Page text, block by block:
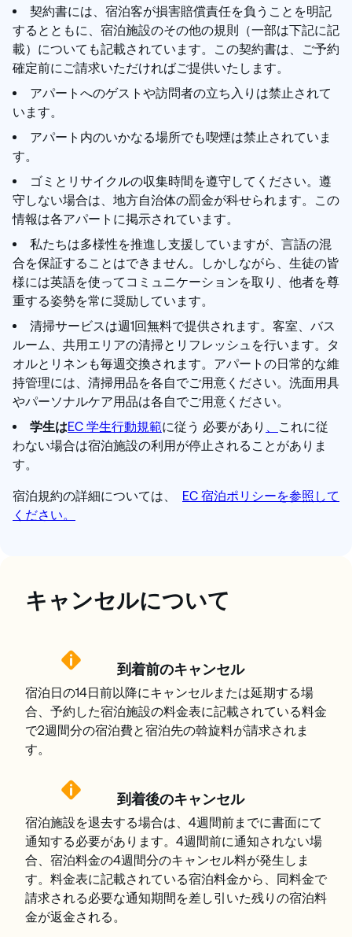
契約書には、宿泊客が損害賠償責任を負うことを明記
するとともに、宿泊施設のその他の規則（一部は下記に記
載）についても記載されています。この契約書は、ご予約
確定前にご請求いただければご提供いたします。
アパートへのゲストや訪問者の立ち入りは禁止されて
います。
アパート内のいかなる場所でも喫煙は禁止されていま
す。
ゴミとリサイクルの収集時間を遵守してください。遵
守しない場合は、地方自治体の罰金が科せられます。この
情報は各アパートに掲示されています。
私たちは多様性を推進し支援していますが、言語の混
合を保証することはできません。しかしながら、生徒の皆
様には英語を使ってコミュニケーションを取り、他者を尊
重する姿勢を常に奨励しています。
清掃サービスは週1回無料で提供されます。客室、バス
ルーム、共用エリアの清掃とリフレッシュを行います。タ
オルとリネンも毎週交換されます。アパートの日常的な維
持管理には、清掃用品を各自でご用意ください。洗面用具
やパーソナルケア用品は各自でご用意ください。
学生はEC 学生行動規範に従う 必要があり 、
これに従
わない場合は宿泊施設の利用が停止されることがありま
す。
宿泊規約の詳細については、 EC 宿泊ポリシーを参照して
ください。
キャンセルについて
到着前のキャンセル
宿泊日の14日前以降にキャンセルまたは延期する場
合、予約した宿泊施設の料金表に記載されている料金
で2週間分の宿泊費と宿泊先の斡旋料が請求されま
す。
到着後のキャンセル
宿泊施設を退去する場合は、4週間前までに書面にて
通知する必要があります。4週間前に通知されない場
合、宿泊料金の4週間分のキャンセル料が発生しま
す。料金表に記載されている宿泊料金から、同料金で
請求される必要な通知期間を差し引いた残りの宿泊料
金が返金される。